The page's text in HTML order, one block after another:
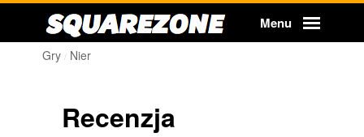
Squarezone Menu
Gry Nier
Recenzja